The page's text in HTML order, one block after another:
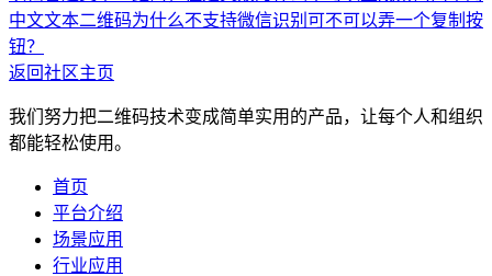
中文文本二维码为什么不支持微信识别 可不可以弄一个复制按
钮？
返回社区主页
我们努力把二维码技术变成简单实用的产品，让每个人和组织
都能轻松使用。
首页
平台介绍
场景应用
行业应用